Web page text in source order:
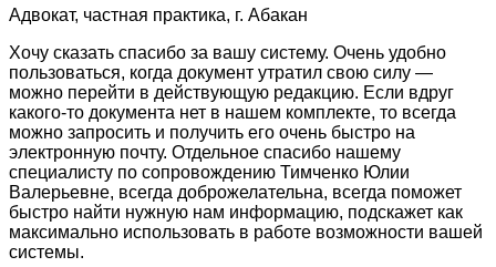
Адвокат, частная практика, г. Абакан
Хочу сказать спасибо за вашу систему. Очень удобно
пользоваться, когда документ утратил свою силу —
можно перейти в действующую редакцию. Если вдруг
какого-то документа нет в нашем комплекте, то всегда
можно запросить и получить его очень быстро на
электронную почту. Отдельное спасибо нашему
специалисту по сопровождению Тимченко Юлии
Валерьевне, всегда доброжелательна, всегда поможет
быстро найти нужную нам информацию, подскажет как
максимально использовать в работе возможности вашей
системы.